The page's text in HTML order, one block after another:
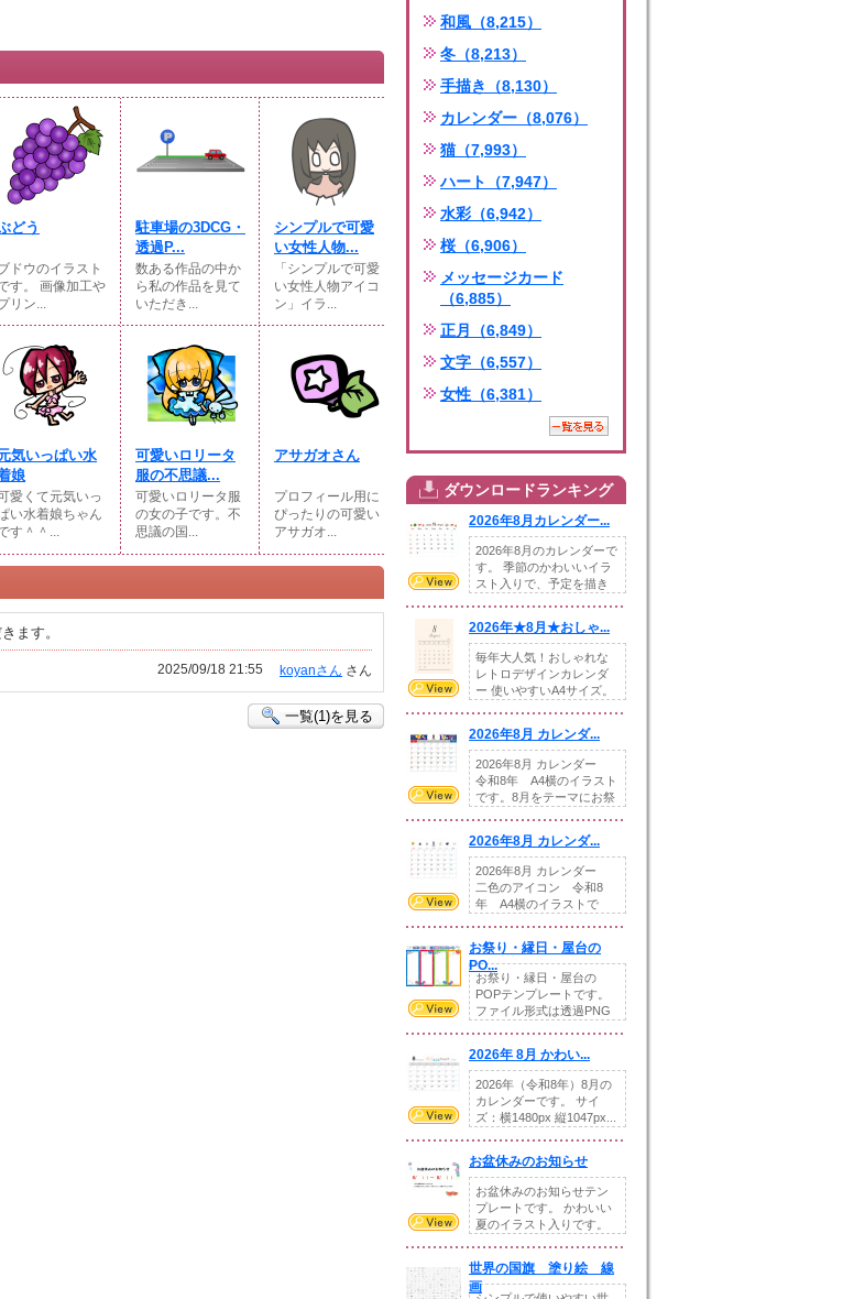
どう
ドウのイラスト
す。 画像加工や
リン...
駐車場の3DCG・
透過P...
数ある作品の中か
ら私の作品を見て
いただき...
シンプルで可愛
い女性人物...
「シンプルで可愛
い女性人物アイコ
ン」イラ...
気いっぱい水
娘
愛くて元気いっ
い水着娘ちゃん
す＾＾...
可愛いロリータ
服の不思議...
可愛いロリータ服
の女の子です。不
思議の国...
アサガオさん
プロフィール用に
ぴったりの可愛い
アサガオ...
ます。
koyanさん さん
2025/09/18 21:55
一覧(1)を見る
和風（8,215）
冬（8,213）
手描き（8,130）
カレンダー（8,076）
猫（7,993）
ハート（7,947）
水彩（6,942）
桜（6,906）
メッセージカード
（6,885）
正月（6,849）
文字（6,557）
女性（6,381）
ダウンロードランキング
2026年8月カレンダー...
2026年8月のカレンダーで
す。 季節のかわいいイラ
スト入りで、予定を描き
2026年★8月★おしゃ...
毎年大人気！おしゃれな
レトロデザインカレンダ
ー 使いやすいA4サイズ。
2026年8月 カレンダ...
2026年8月 カレンダー
令和8年 A4横のイラスト
です。8月をテーマにお祭
2026年8月 カレンダ...
2026年8月 カレンダー
二色のアイコン 令和8
年 A4横のイラストで
お祭り・縁日・屋台の
PO...
お祭り・縁日・屋台の
POPテンプレートです。
ファイル形式は透過PNG
2026年 8月 かわい...
2026年（令和8年）8月の
カレンダーです。 サイ
ズ：横1480px 縦1047px...
お盆休みのお知らせ
お盆休みのお知らせテン
プレートです。 かわいい
夏のイラスト入りです。
世界の国旗 塗り絵 線
画